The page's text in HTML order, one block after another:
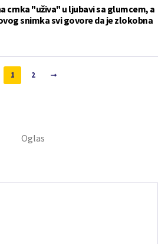
crnka "uživa" u ljubavi sa glumcem, a
snimka svi govore da je zlokobna
1 2